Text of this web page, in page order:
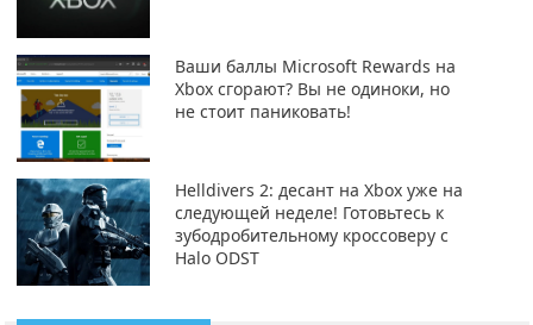
Ваши баллы Microsoft Rewards на
Xbox сгорают? Вы не одиноки, но
не стоит паниковать!
Helldivers 2: десант на Xbox уже на
следующей неделе! Готовьтесь к
зубодробительному кроссоверу с
Halo ODST